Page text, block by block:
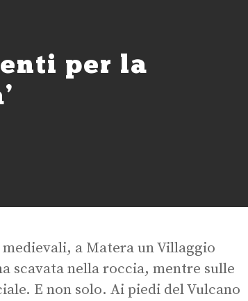
per la
a Matera un Villaggio
scavata nella roccia, mentre sulle
E non solo. Ai piedi del Vulcano